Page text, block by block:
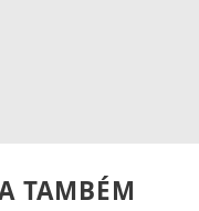
TAMBÉM